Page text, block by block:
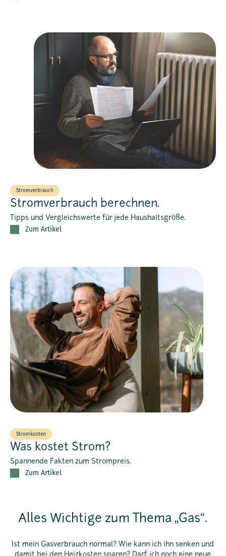
Stromverbrauch
Stromverbrauch berechnen.
Tipps und Vergleichswerte für jede Haushaltsgröße.
Zum Artikel
Stromkosten
Was kostet Strom?
Spannende Fakten zum Strompreis.
Zum Artikel
Alles Wichtige zum Thema „Gas“.
Ist mein Gasverbrauch normal? Wie kann ich ihn senken und